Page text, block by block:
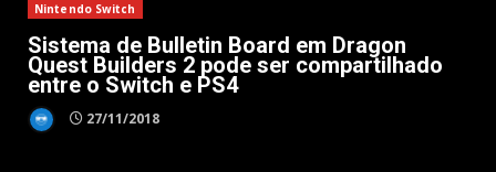
Nintendo Switch
Sistema de Bulletin Board em Dragon
Quest Builders 2 pode ser compartilhado
entre o Switch e PS4
27/11/2018